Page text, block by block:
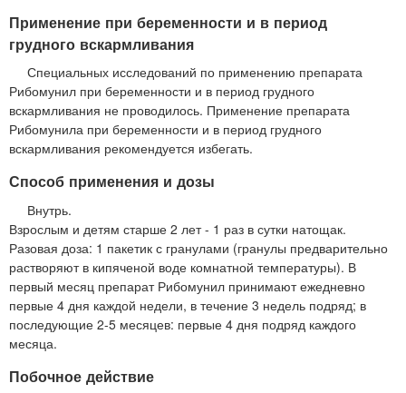
Применение при беременности и в период
грудного вскармливания
Специальных исследований по применению препарата
Рибомунил при беременности и в период грудного
вскармливания не проводилось. Применение препарата
Рибомунила при беременности и в период грудного
вскармливания рекомендуется избегать.
Способ применения и дозы
Внутрь.
Взрослым и детям старше 2 лет - 1 раз в сутки натощак.
Разовая доза: 1 пакетик с гранулами (гранулы предварительно
растворяют в кипяченой воде комнатной температуры). В
первый месяц препарат Рибомунил принимают ежедневно
первые 4 дня каждой недели, в течение 3 недель подряд; в
последующие 2-5 месяцев: первые 4 дня подряд каждого
месяца.
Побочное действие